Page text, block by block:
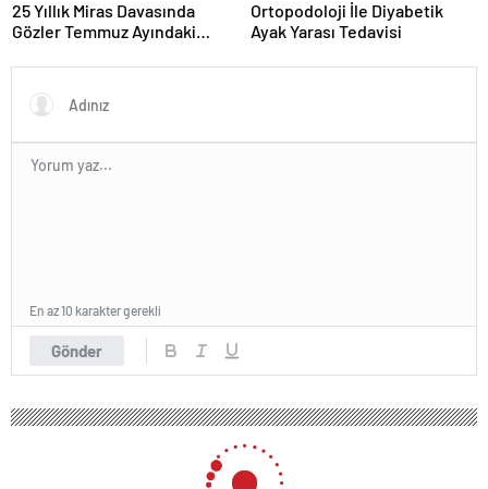
25 Yıllık Miras Davasında
Gözler Temmuz Ayındaki
Ortopodoloji İle Diyabetik
Ayak Yarası Tedavisi
Gönder
En az 10 karakter gerekli